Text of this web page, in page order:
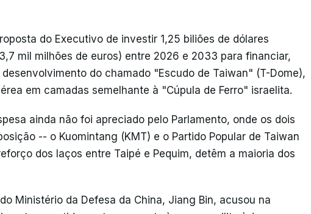
do Executivo de investir 1,25 biliões de dólares
mil milhões de euros) entre 2026 e 2033 para financiar,
do chamado "Escudo de Taiwan" (T-Dome),
em camadas semelhante à "Cúpula de Ferro" israelita.
ainda não foi apreciado pelo Parlamento, onde os dois
-- o Kuomintang (KMT) e o Partido Popular de Taiwan
dos laços entre Taipé e Pequim, detêm a maioria dos
Ministério da Defesa da China, Jiang Bin, acusou na